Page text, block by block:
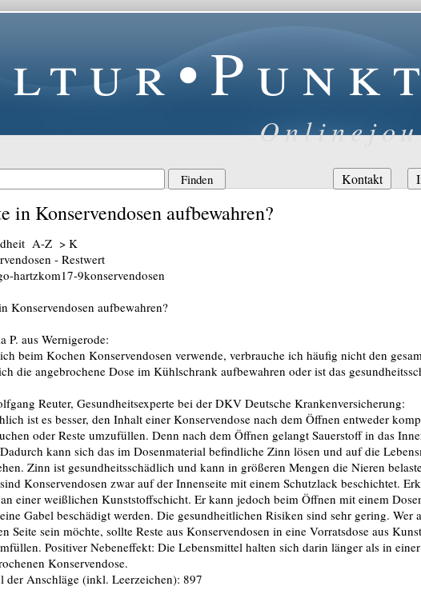
Navigation
überspringen
Kontakt
in Konservendosen aufbewahren?
A-Z > K
- Restwert
hartzkom17-9konservendosen
Konservendosen aufbewahren?
P. aus Wernigerode:
beim Kochen Konservendosen verwende, verbrauche ich häufig nicht den
die angebrochene Dose im Kühlschrank aufbewahren oder ist das
Reuter, Gesundheitsexperte bei der DKV Deutsche Krankenversicherung:
ist es besser, den Inhalt einer Konservendose nach dem Öffnen entweder
oder Reste umzufüllen. Denn nach dem Öffnen gelangt Sauerstoff in das
kann sich das im Dosenmaterial befindliche Zinn lösen und auf die
Zinn ist gesundheitsschädlich und kann in größeren Mengen die Nieren
Konservendosen zwar auf der Innenseite mit einem Schutzlack beschichtet.
einer weißlichen Kunststoffschicht. Er kann jedoch beim Öffnen mit einem
Gabel beschädigt werden. Die gesundheitlichen Risiken sind sehr gering. Wer
Seite sein möchte, sollte Reste aus Konservendosen in eine Vorratsdose aus
Positiver Nebeneffekt: Die Lebensmittel halten sich darin länger als in einer
Konservendose.
der Anschläge (inkl. Leerzeichen): 897